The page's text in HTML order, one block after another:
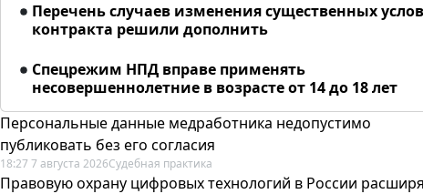
Перечень случаев изменения существенных
контракта решили дополнить
Спецрежим НПД вправе применять
несовершеннолетние в возрасте от 14 до 18 лет
Персональные данные медработника недопустимо
публиковать без его согласия
18:27 7 августа 2026Судебная практика
Правовую охрану цифровых технологий в России